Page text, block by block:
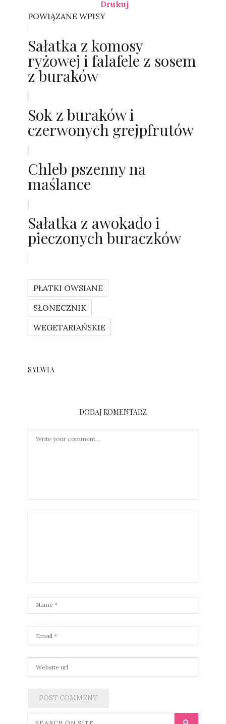
Drukuj
POWIĄZANE WPISY
Sałatka z komosy
ryżowej i falafele z sosem
z buraków
Sok z buraków i
czerwonych grejpfrutów
Chleb pszenny na
maślance
Sałatka z awokado i
pieczonych buraczków
PŁATKI OWSIANE
SŁONECZNIK
WEGETARIAŃSKIE
SYLWIA
DODAJ KOMENTARZ